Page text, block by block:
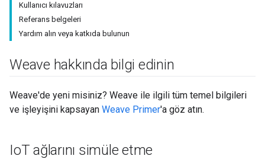
Kullanıcı kılavuzları
Referans belgeleri
Yardım alın veya katkıda bulunun
Weave hakkında bilgi edinin
Weave'de yeni misiniz? Weave ile ilgili tüm temel bilgileri
ve işleyişini kapsayan Weave Primer'a göz atın.
IoT ağlarını simüle etme